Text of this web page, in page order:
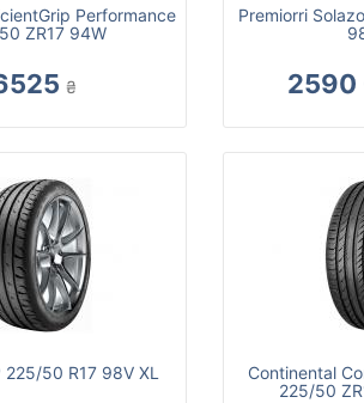
Performance
ZR17 94W
₴
Premiorri
2590
225/50 R17 98V XL
Continental
225/50